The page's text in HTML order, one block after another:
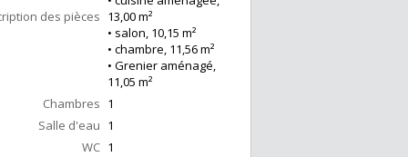
des pièces 13,00 m²
• salon, 10,15 m²
• chambre, 11,56 m²
• Grenier aménagé,
11,05 m²
Chambres 1
Salle d'eau 1
WC 1